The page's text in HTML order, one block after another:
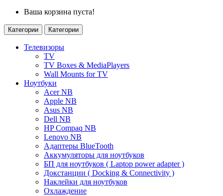
Ваша корзина пуста!
Категории Категории
Телевизоры
TV
TV Boxes & MediaPlayers
Wall Mounts for TV
Ноутбуки
Acer NB
Apple NB
Asus NB
Dell NB
HP Compaq NB
Lenovo NB
Адаптеры BlueTooth
Аккумуляторы для ноутбуков
БП для ноутбуков ( Laptop power adapter )
Докстанции ( Docking & Connectivity )
Наклейки для ноутбуков
Охлаждение